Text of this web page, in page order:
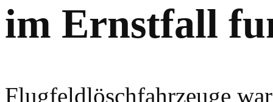
im Ernstfall
Flugfeldlöschfahrzeuge